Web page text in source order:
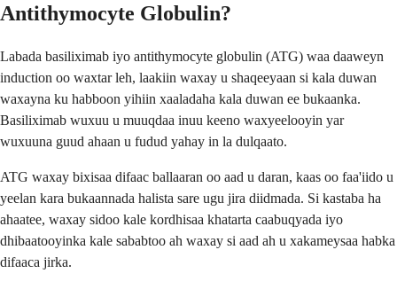
Antithymocyte Globulin?
Labada basiliximab iyo antithymocyte globulin (ATG) waa daaweyn
induction oo waxtar leh, laakiin waxay u shaqeeyaan si kala duwan
waxayna ku habboon yihiin xaaladaha kala duwan ee bukaanka.
Basiliximab wuxuu u muuqdaa inuu keeno waxyeelooyin yar
wuxuuna guud ahaan u fudud yahay in la dulqaato.
ATG waxay bixisaa difaac ballaaran oo aad u daran, kaas oo faa'iido u
yeelan kara bukaannada halista sare ugu jira diidmada. Si kastaba ha
ahaatee, waxay sidoo kale kordhisaa khatarta caabuqyada iyo
dhibaatooyinka kale sababtoo ah waxay si aad ah u xakameysaa habka
difaaca jirka.